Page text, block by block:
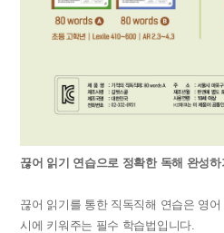
끊어 읽기 연습으로 정확한 독해 완성하
끊어 읽기를 통한 직독직해 연습은 영
시에 키워주는 필수 학습법입니다.